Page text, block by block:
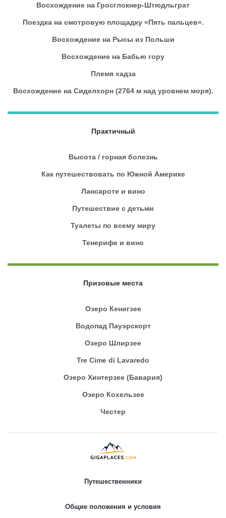
Восхождение на Гросглокнер-Штюдльграт
Поездка на смотровую площадку «Пять пальцев».
Восхождение на Рысы из Польши
Восхождение на Бабью гору
Племя хадза
Восхождение на Сиделхорн (2764 м над уровнем моря).
Практичный
Высота / горная болезнь
Как путешествовать по Южной Америке
Лансароте и вино
Путешествие с детьми
Туалеты по всему миру
Тенерифе и вино
Призовые места
Озеро Кенигзее
Водопад Пауэрскорт
Озеро Шлирзее
Tre Cime di Lavaredo
Озеро Хинтерзее (Бавария)
Озеро Кохельзее
Честер
Путешественники
Общие положения и условия